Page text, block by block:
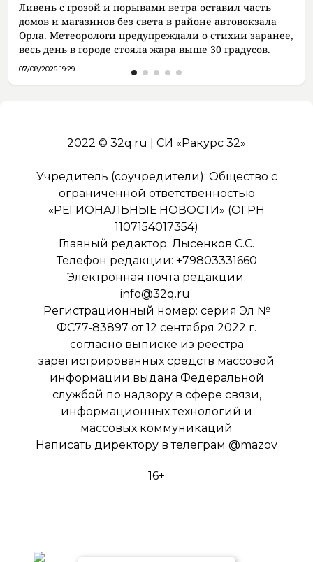
Ливень с грозой и порывами ветра оставил часть
домов и магазинов без света в районе автовокзала
Орла. Метеорологи предупреждали о стихии заранее,
весь день в городе стояла жара выше 30 градусов.
07/08/2026 19:29
2022 © 32q.ru | СИ «Ракурс 32»
Учредитель (соучредители): Общество с
ограниченной ответственностью
«РЕГИОНАЛЬНЫЕ НОВОСТИ» (ОГРН
1107154017354)
Главный редактор: Лысенков С.С.
Телефон редакции: +79803331660
Электронная почта редакции:
info@32q.ru
Регистрационный номер: серия Эл №
ФС77-83897 от 12 сентября 2022 г.
согласно выписке из реестра
зарегистрированных средств массовой
информации выдана Федеральной
службой по надзору в сфере связи,
информационных технологий и
массовых коммуникаций
Написать директору в телеграм @mazov
16+